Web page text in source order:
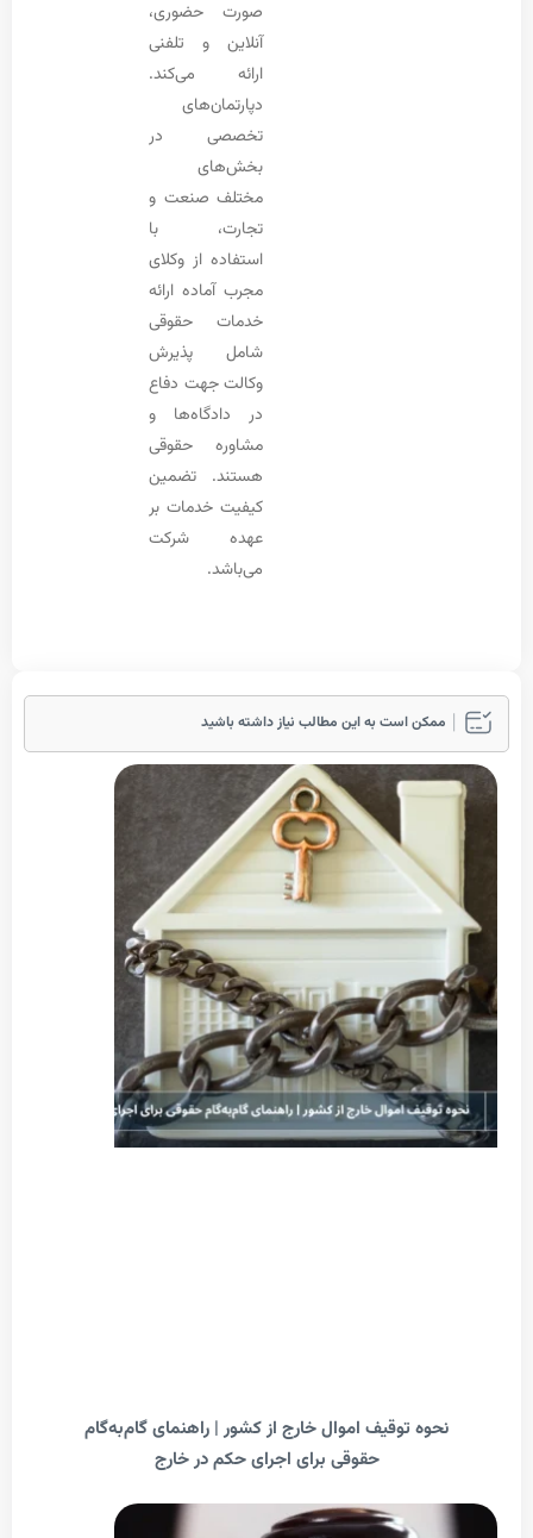
صورت حضوری،
آنلاین و تلفنی
ارائه می‌کند.
تخصصی در
مختلف صنعت و
تجارت، با
استفاده از وکلای
مجرب آماده ارائه
خدمات حقوقی
شامل پذیرش
وکالت جهت دفاع
در دادگاه‌ها و
مشاوره حقوقی
هستند. تضمین
کیفیت خدمات بر
عهده شرکت
است به این مطالب نیاز داشته باشید
توقیف اموال خارج از کشور | راهنمای گام‌به‌گام
حقوقی برای اجرای حکم در خارج